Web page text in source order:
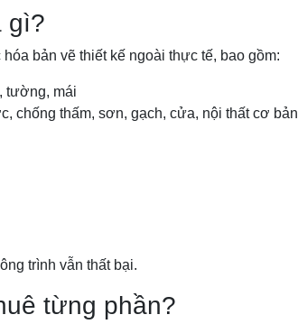
gì?
bản vẽ thiết kế ngoài thực tế, bao gồm:
tường, mái
chống thấm, sơn, gạch, cửa, nội thất cơ bản
trình vẫn thất bại.
từng phần?